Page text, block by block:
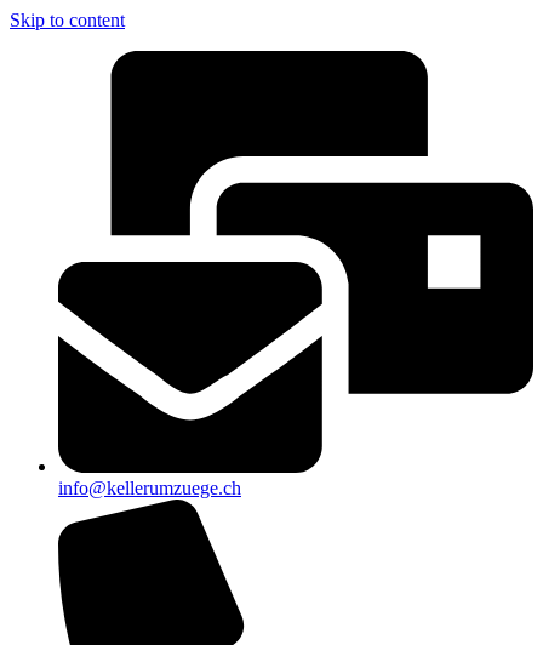
Skip to content
info@kellerumzuege.ch